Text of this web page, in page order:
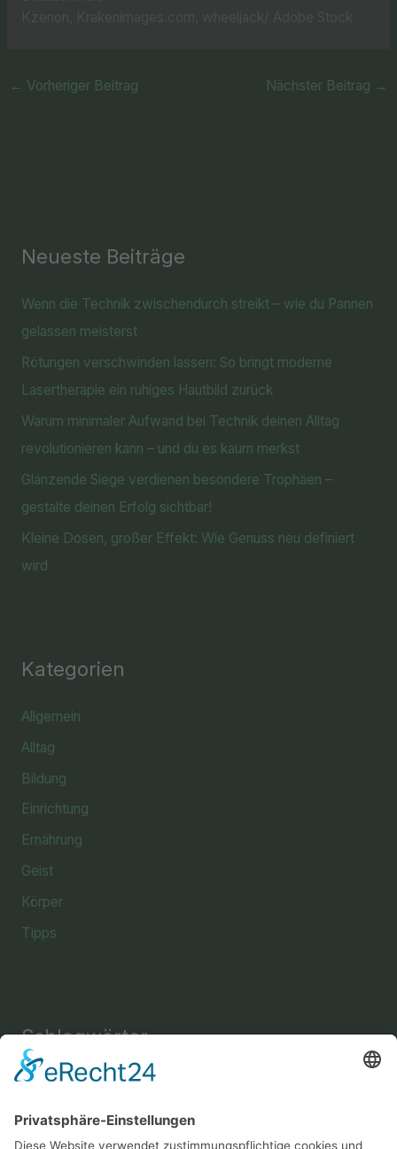
← Vorheriger Beitrag Nächster Beitrag →
Neueste Beiträge
Wenn die Technik zwischendurch streikt – wie du Pannen
gelassen meisterst
Rötungen verschwinden lassen: So bringt moderne
Lasertherapie ein ruhiges Hautbild zurück
Warum minimaler Aufwand bei Technik deinen Alltag
revolutionieren kann – und du es kaum merkst
Glänzende Siege verdienen besondere Trophäen –
gestalte deinen Erfolg sichtbar!
Kleine Dosen, großer Effekt: Wie Genuss neu definiert
wird
Kategorien
Allgemein
Alltag
Bildung
Einrichtung
Ernährung
Geist
Körper
Tipps
Schlagwörter
Enthaarung Fettverbrennung Fitness